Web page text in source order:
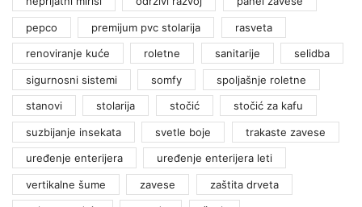
pepco premijum pvc stolarija rasveta
renoviranje kuće roletne sanitarije selidba
sigurnosni sistemi somfy spoljašnje roletne
stanovi stolarija stočić stočić za kafu
suzbijanje insekata svetle boje trakaste zavese
uređenje enterijera uređenje enterijera leti
vertikalne šume zavese zaštita drveta